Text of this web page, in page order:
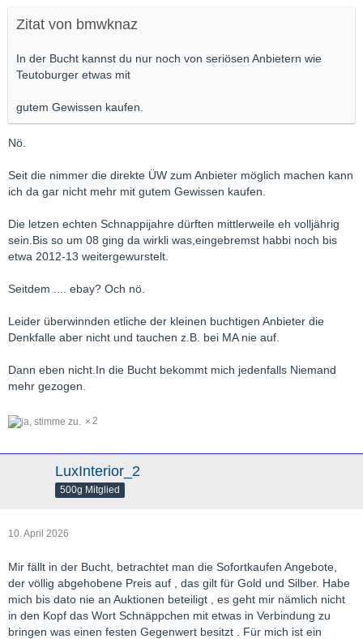
Zitat von bmwknaz
In der Bucht kannst du nur noch von seriösen Anbietern wie
Teutoburger etwas mit
gutem Gewissen kaufen.
Nö.
Seit die nimmer die direkte ÜW zum Anbieter möglich machen kann
ich da gar nicht mehr mit gutem Gewissen kaufen.
Die letzen echten Schnappijahre dürften mittlerweile eh volljährig
sein.Bis so um 08 ging da wirkli was,eingebremst habbi noch bis
etwa 2012-13 weitergewurstelt.
Seitdem .... ebay? Och nö.
Leider überwinnden etliche der kleinen buchtigen Anbieter die
Denkfalle aber nicht und tauchen z.B. bei MA nie auf.
Dann eben nicht.In die Bucht bekommt mich jedenfalls Niemand
mehr gezogen.
2
LuxInterior_2
500g Mitglied
10. April 2026
Mir fällt in der Bucht, betrachtet man die Sofortkaufen Angebote,
der völlig abgehobene Preis auf , das gilt für Gold und Silber. Habe
mich bis dato nie an Auktionen beteiligt , es geht mir nämlich nicht
in den Kopf das Wort Schnäppchen mit etwas in Verbindung zu
bringen was einen festen Gegenwert besitzt . Für mich ist ein